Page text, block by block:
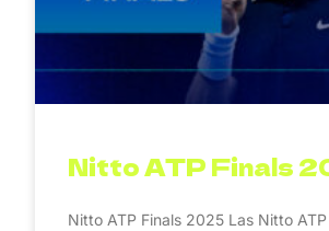
Nitto ATP Finals
Nitto ATP Finals 2025 Las Nitto